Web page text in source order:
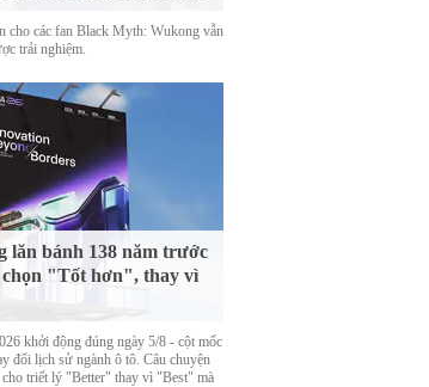
cho các fan Black Myth: Wukong vẫn
trải nghiệm.
lăn bánh 138 năm trước
chọn "Tốt hơn", thay vì
khởi động đúng ngày 5/8 - cột mốc
đổi lịch sử ngành ô tô. Câu chuyện
triết lý "Better" thay vì "Best" mà